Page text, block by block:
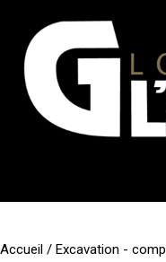
contenu
Accueil / Excavation -